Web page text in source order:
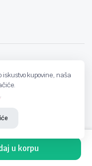
u korpu
iskustvo kupovine, naša
.
ACCOUNT CATEGORIES